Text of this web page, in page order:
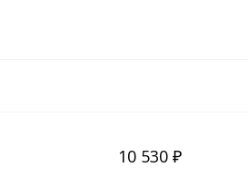
10 530 ₽